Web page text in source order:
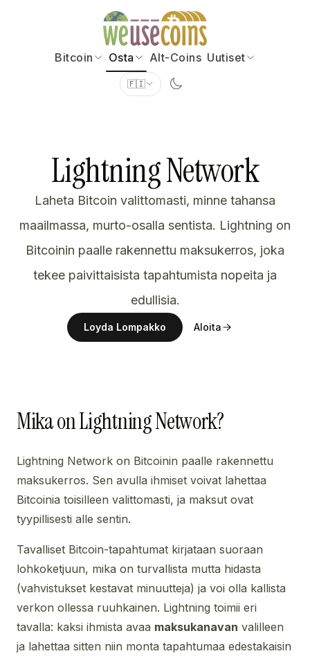
Bitcoin Osta Alt-Coins Uutiset
🇫🇮
Lightning Network
Laheta Bitcoin valittomasti, minne tahansa
maailmassa, murto-osalla sentista. Lightning on
Bitcoinin paalle rakennettu maksukerros, joka
tekee paivittaisista tapahtumista nopeita ja
edullisia.
Loyda Lompakko Aloita
Mika on Lightning Network?
Lightning Network on Bitcoinin paalle rakennettu
maksukerros. Sen avulla ihmiset voivat lahettaa
Bitcoinia toisilleen valittomasti, ja maksut ovat
tyypillisesti alle sentin.
Tavalliset Bitcoin-tapahtumat kirjataan suoraan
lohkoketjuun, mika on turvallista mutta hidasta
(vahvistukset kestavat minuutteja) ja voi olla kallista
verkon ollessa ruuhkainen. Lightning toimii eri
tavalla: kaksi ihmista avaa maksukanavan valilleen
ja lahettaa sitten niin monta tapahtumaa edestakaisin